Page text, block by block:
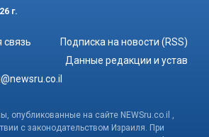
г.
связь
Подписка на новости (RSS)
Данные редакции и устав
опубликованные на сайте NEWSru.co.il ,
с законодательством Израиля. При